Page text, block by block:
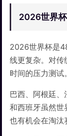
2026世界
2026世界杯是
线更复杂。对传
时间的压力测试。
巴西、阿根廷
和西班牙虽然世
也有机会在淘汰